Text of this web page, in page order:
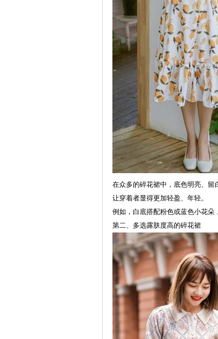
在众多的碎花裙中，底色明亮、
让穿着者显得更加轻盈、年轻。
例如，白底搭配粉色或蓝色小花
第二、多选露肤度高的碎花裙